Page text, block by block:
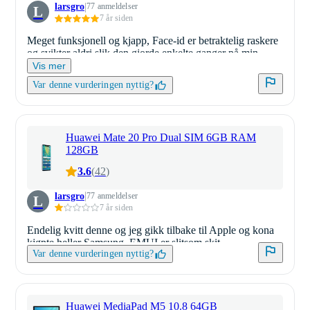
L larsgro 77 anmeldelser
7 år siden
Meget funksjonell og kjapp, Face-id er betraktelig raskere
og svikter aldri slik den gjorde enkelte ganger på min
Huawei Mate 20 Pro.
Bildene blir i praksis også bedre hvis man bare knipser i
vei.
Liker denne faktisk bedre enn iPhone X
Vis mer
Var denne vurderingen nyttig?
Huawei Mate 20 Pro Dual SIM 6GB RAM
128GB
3.6(42)
L larsgro 77 anmeldelser
7 år siden
Endelig kvitt denne og jeg gikk tilbake til Apple og kona
kjøpte heller Samsung. EMUI er slitsom skit.
Var denne vurderingen nyttig?
Huawei MediaPad M5 10.8 64GB